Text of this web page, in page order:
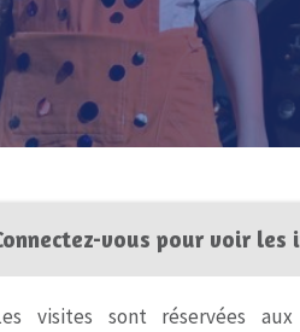
vous pour voir les
visites sont réservées